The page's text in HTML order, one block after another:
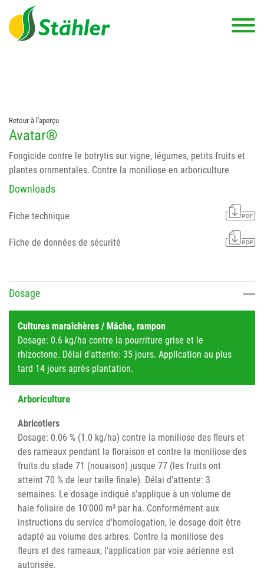
string(78) "Test 12 {FONT:12} // Dosierungen: test 123 dfasdf
asdfW134 245 34" string(62) "Test 12 {FONT:12} Dosierungen: test
123 dfasdf asdfW134 245 34"
Retour à l'aperçu
Avatar®
Fongicide contre le botrytis sur vigne, légumes, petits fruits et
plantes ornmentales. Contre la moniliose en arboriculture
Downloads
Fiche technique
Fiche de données de sécurité
Dosage
Cultures maraîchères / Mâche, rampon
Dosage: 0.6 kg/ha contre la pourriture grise et le
rhizoctone. Délai d'attente: 35 jours. Application au plus
tard 14 jours après plantation.
Arboriculture
Abricotiers
Dosage: 0.06 % (1.0 kg/ha) contre la moniliose des fleurs et
des rameaux pendant la floraison et contre la moniliose des
fruits du stade 71 (nouaison) jusque 77 (les fruits ont
atteint 70 % de leur taille finale). Délai d'attente: 3
semaines. Le dosage indiqué s'applique à un volume de
haie foliaire de 10'000 m³ par ha. Conformément aux
instructions du service d'homologation, le dosage doit être
adapté au volume des arbres. Contre la moniliose des
fleurs et des rameaux, l'application par voie aérienne est
autorisée.